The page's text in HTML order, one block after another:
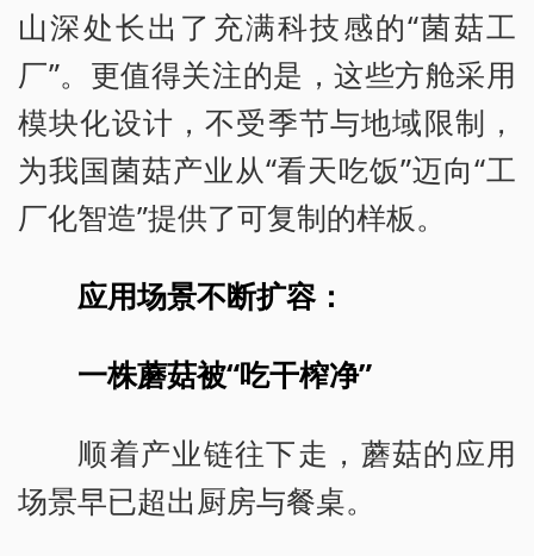
山深处长出了充满科技感的“菌菇工
厂”。更值得关注的是，这些方舱采用
模块化设计，不受季节与地域限制，
为我国菌菇产业从“看天吃饭”迈向“工
厂化智造”提供了可复制的样板。
应用场景不断扩容：
一株蘑菇被“吃干榨净”
顺着产业链往下走，蘑菇的应用
场景早已超出厨房与餐桌。